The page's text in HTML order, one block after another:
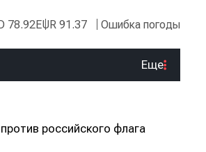
78.92EUR 91.37 Ошибка погоды
Еще